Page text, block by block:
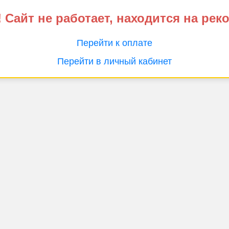
не работает, находится на
Перейти к оплате
Перейти в личный кабинет